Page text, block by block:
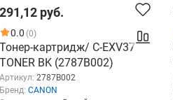
291,12 руб.
0.0 (0)
Тонер-картридж/ C-EXV37
TONER BK (2787B002)
Артикул: 2787B002
Бренд: CANON